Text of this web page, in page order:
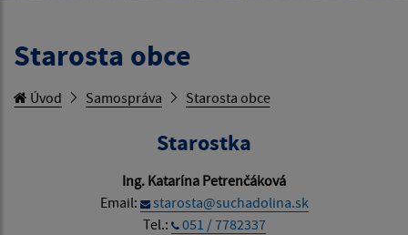
Starosta obce
Úvod Samospráva Starosta obce
Starostka
Ing. Katarína Petrenčáková
Email:
starosta@suchadolina.sk
Tel.:
051 / 7782337